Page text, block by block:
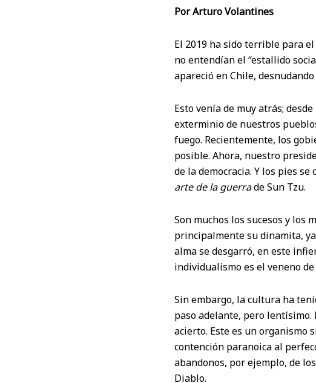
Por Arturo Volantines
El 2019 ha sido terrible para
no entendían el “estallido
apareció en Chile,
Esto venía de muy atrás;
exterminio de nuestros
fuego. Recientemente, los
posible. Ahora, nuestro
de la democracia. Y los pies
arte de la guerrade Sun Tzu.
Son muchos los sucesos y los
principalmente su dinamita,
alma se desgarró, en este
individualismo es el veneno
Sin embargo, la cultura ha
paso adelante, pero lentísimo.
acierto. Este es un organismo
contención paranoica al
abandonos, por ejemplo, de
Diablo.